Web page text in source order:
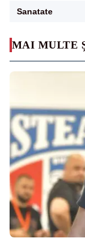
MAI MULTE
Sanatate